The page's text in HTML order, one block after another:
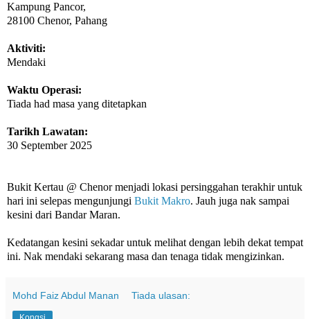
Kampung Pancor,
28100 Chenor, Pahang
Aktiviti:
Mendaki
Waktu Operasi:
Tiada had masa yang ditetapkan
Tarikh Lawatan:
30 September 2025
Bukit Kertau @ Chenor menjadi lokasi persinggahan terakhir untuk
hari ini selepas mengunjungi Bukit Makro. Jauh juga nak sampai
kesini dari Bandar Maran.
Kedatangan kesini sekadar untuk melihat dengan lebih dekat tempat
ini. Nak mendaki sekarang masa dan tenaga tidak mengizinkan.
Mohd Faiz Abdul Manan Tiada ulasan: